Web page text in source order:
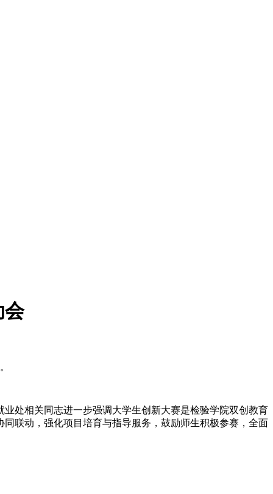
会
处相关同志进一步强调大学生创新大赛是检验学院双创教育
联动，强化项目培育与指导服务，鼓励师生积极参赛，全面